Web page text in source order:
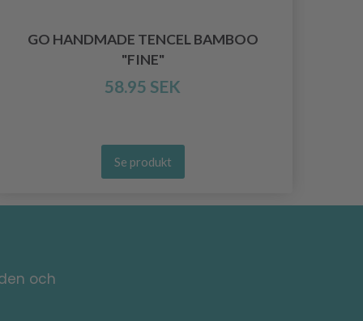
GO HANDMADE TENCEL BAMBOO
"FINE"
58.95 SEK
Se produkt
och